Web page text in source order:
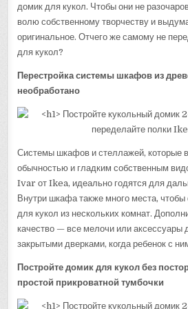
домик для кукол. Чтобы они не
волю собственному творчеству и
оригинальное. Отчего же самому не
для кукол?
Перестройка системы шкафов из
необработано
Системы шкафов и стеллажей, которые
обычностью и гладким собственным
Ivar от Ikea, идеально годятся для
Внутри шкафа также много места,
для кукол из нескольких комнат.
качество — все мелочи или аксессуары
закрытыми дверками, когда ребенок с
Постройте домик для кукол без
простой прикроватной тумбочки